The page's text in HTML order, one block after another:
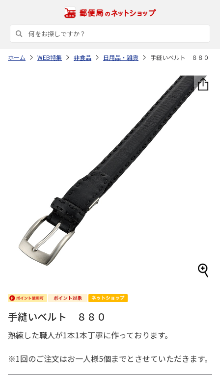
ホーム WEB特集 非食品 日用品・雑貨 手縫いベルト ８８０
手縫いベルト ８８０
熟練した職人が1本1本丁寧に作っております。
※1回のご注文はお一人様5個までとさせていただきます。